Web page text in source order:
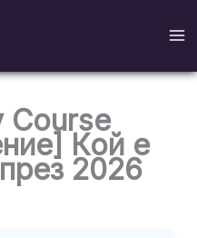
Course
Кой е
2026